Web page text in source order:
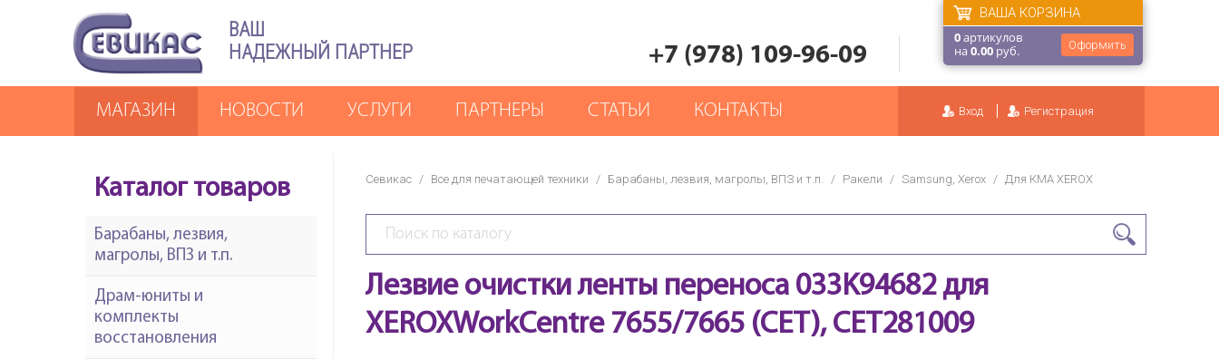
ВАШ
НАДЕЖНЫЙ ПАРТНЕР
+7 (978) 109-96-09 Оформить
ВАША КОРЗИНА
0артикулов
на0.00 руб.
Вход Регистрация
МАГАЗИН НОВОСТИ УСЛУГИ ПАРТНЕРЫ СТАТЬИ КОНТАКТЫ
Севикас / Все для печатающей техники / Барабаны, лезвия, магролы, ВПЗ и т.п. / Ракели / Samsung, Xerox / Для КМА XEROX
Лезвие очистки ленты переноса 033K94682 для
XEROXWorkCentre 7655/7665 (CET), CET281009
Каталог товаров
Барабаны, лезвия,
магролы, ВПЗ и т.п.
Драм-юниты и
комплекты
восстановления